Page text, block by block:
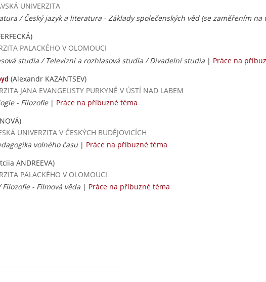
UNIVERZITA
/ Český jazyk a literatura - Základy společenských věd (se zaměřením na
PALACKÉHO V OLOMOUCI
studia / Televizní a rozhlasová studia / Divadelní studia | Práce na
(Alexandr KAZANTSEV)
JANA EVANGELISTY PURKYNĚ V ÚSTÍ NAD LABEM
- Filozofie| Práce na příbuzné téma
UNIVERZITA V ČESKÝCH BUDĚJOVICÍCH
volného času | Práce na příbuzné téma
ANDREEVA)
PALACKÉHO V OLOMOUCI
- Filmová věda | Práce na příbuzné téma